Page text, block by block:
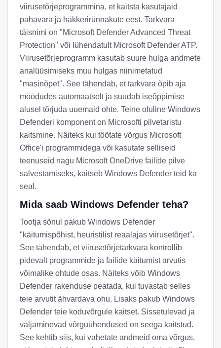
viirusetõrjeprogrammina, et kaitsta kasutajaid
pahavara ja häkkerirünnakute eest. Tarkvara
täisnimi on "Microsoft Defender Advanced Threat
Protection" või lühendatult Microsoft Defender ATP.
Viirusetõrjeprogramm kasutab suure hulga andmete
analüüsimiseks muu hulgas niinimetatud
"masinõpet". See tähendab, et tarkvara õpib aja
möödudes automaatselt ja suudab iseõppimise
alusel tõrjuda uuemaid ohte. Teine oluline Windows
Defenderi komponent on Microsofti pilvetaristu
kaitsmine. Näiteks kui töötate võrgus Microsoft
Office'i programmidega või kasutate selliseid
teenuseid nagu Microsoft OneDrive failide pilve
salvestamiseks, kaitseb Windows Defender teid ka
seal.
Mida saab Windows Defender teha?
Tootja sõnul pakub Windows Defender
"käitumispõhist, heuristilist reaalajas viirusetõrjet".
See tähendab, et viirusetõrjetarkvara kontrollib
pidevalt programmide ja failide käitumist arvutis
võimalike ohtude osas. Näiteks võib Windows
Defender rakenduse peatada, kui tuvastab selles
teie arvutit ähvardava ohu. Lisaks pakub Windows
Defender teie koduvõrgule kaitset. Sissetulevad ja
väljaminevad võrguühendused on seega kaitstud.
See kehtib siis, kui vahetate andmeid oma võrgus,